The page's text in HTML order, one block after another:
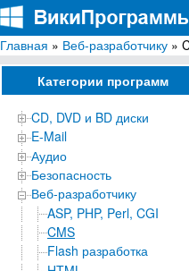
ВикиПрограммы
Энциклопедия бесплатных
Главная » Веб-разработчику »
Категории программ
CD, DVD и BD диски
E-Mail
Аудио
Безопасность
Веб-разработчику
ASP, PHP, Perl, CGI
CMS
Flash разработка